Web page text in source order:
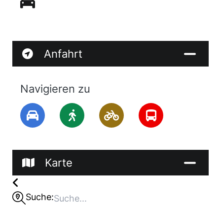
Anfahrt
Navigieren zu
Karte
Suche: